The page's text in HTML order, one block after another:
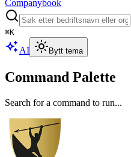
Companybook
⌘K
AI Bytt tema
Command Palette
Search for a command to run...